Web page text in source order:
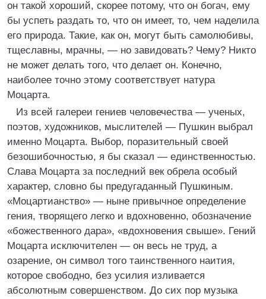
он такой хороший, скорее потому, что он богач, ему
бы успеть раздать то, что он имеет, то, чем наделила
его природа. Такие, как он, могут быть самолюбивы,
тщеславны, мрачны, — но завидовать? Чему? Никто
не может делать того, что делает он. Конечно,
наиболее точно этому соответствует натура
Моцарта.
Из всей галереи гениев человечества — ученых,
поэтов, художников, мыслителей — Пушкин выбрал
именно Моцарта. Выбор, поразительный своей
безошибочностью, я бы сказал — единственностью.
Слава Моцарта за последний век обрела особый
характер, словно бы предугаданный Пушкиным.
«Моцартианство» — ныне привычное определение
гения, творящего легко и вдохновенно, обозначение
«божественного дара», «вдохновения свыше». Гений
Моцарта исключителен — он весь не труд, а
озарение, он символ того таинственного наития,
которое свободно, без усилия изливается
абсолютным совершенством. До сих пор музыка